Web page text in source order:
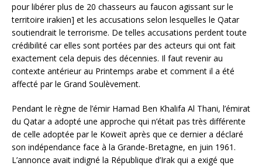
pour libérer plus de 20 chasseurs au faucon agissant sur le
territoire irakien] et les accusations selon lesquelles le Qatar
soutiendrait le terrorisme. De telles accusations perdent toute
crédibilité car elles sont portées par des acteurs qui ont fait
exactement cela depuis des décennies. Il faut revenir au
contexte antérieur au Printemps arabe et comment il a été
affecté par le Grand Soulèvement.
Pendant le règne de l’émir Hamad Ben Khalifa Al Thani, l’émirat
du Qatar a adopté une approche qui n’était pas très différente
de celle adoptée par le Koweït après que ce dernier a déclaré
son indépendance face à la Grande-Bretagne, en juin 1961.
L’annonce avait indigné la République d’Irak qui a exigé que